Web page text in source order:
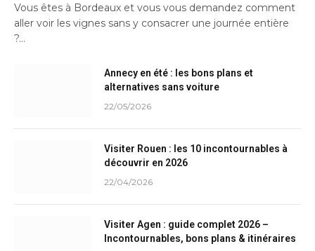
Vous êtes à Bordeaux et vous vous demandez comment
aller voir les vignes sans y consacrer une journée entière
?…
Annecy en été : les bons plans et
alternatives sans voiture
22/05/2026
Visiter Rouen : les 10 incontournables à
découvrir en 2026
22/04/2026
Visiter Agen : guide complet 2026 –
Incontournables, bons plans & itinéraires